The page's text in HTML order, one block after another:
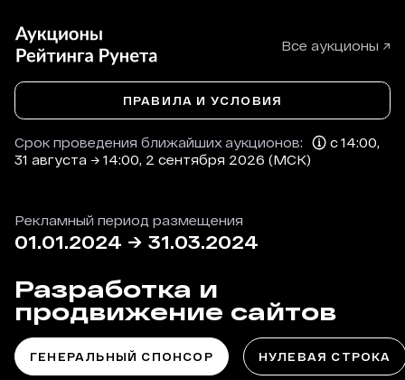
Все аукционы ↗
Срок проведения ближайших аукционов:
с 14:00,
31 августа → 14:00, 2 сентября 2026 (МСК)
ПРАВИЛА И УСЛОВИЯ
Рекламный период размещения
01.01.2024 → 31.03.2024
Разработка и
продвижение сайтов
ГЕНЕРАЛЬНЫЙ СПОНСОР НУЛЕВАЯ СТРОКА